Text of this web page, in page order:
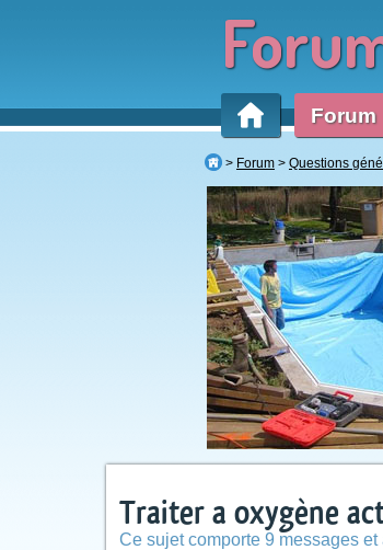
Forum
Forum Questions
Traiter a oxygène
Ce sujet comporte 9 messages